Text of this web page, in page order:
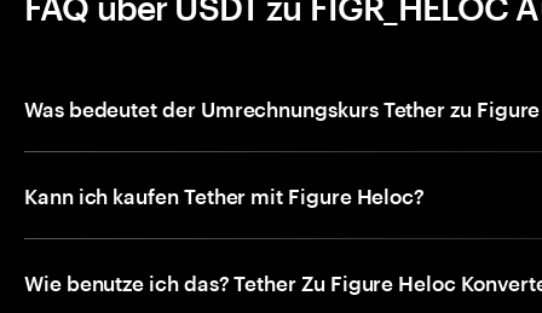
Was bedeutet der Umrechnungskurs Tether zu
Kann ich kaufen Tether mit Figure Heloc?
Wie benutze ich das? Tether Zu Figure Heloc